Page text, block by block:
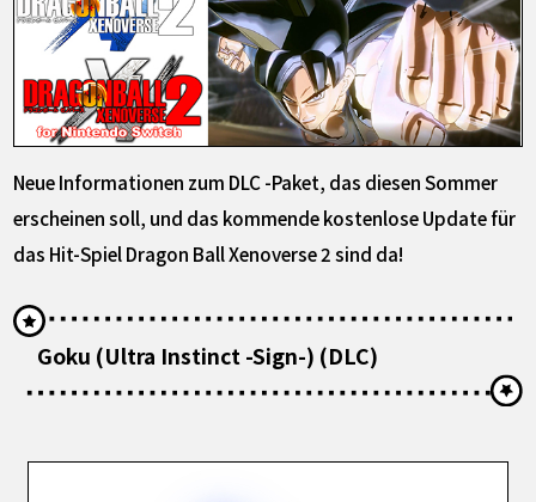
LANGUAGE
JP
EN FR DE ES
Neue Informationen zum DLC -Paket, das diesen Sommer
erscheinen soll, und das kommende kostenlose Update für
das Hit-Spiel Dragon Ball Xenoverse 2 sind da!
Goku (Ultra Instinct -Sign-) (DLC)